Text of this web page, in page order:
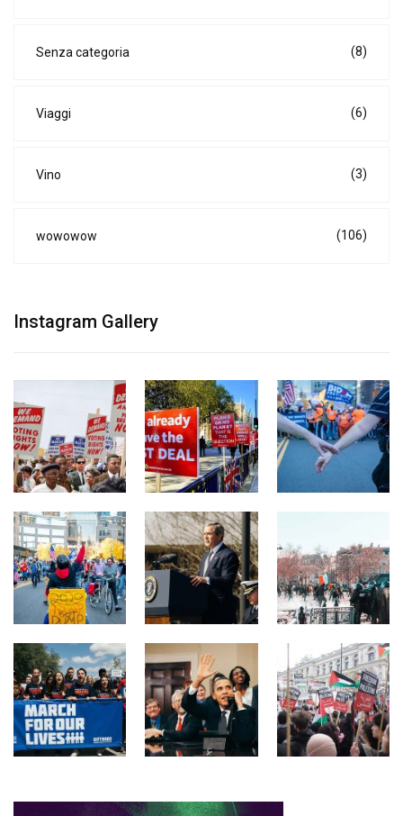
Senza categoria (8)
Viaggi (6)
Vino (3)
wowowow (106)
Instagram Gallery